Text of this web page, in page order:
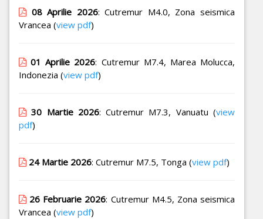
08 Aprilie 2026: Cutremur M4.0, Zona seismica
Vrancea (view pdf)
01 Aprilie 2026: Cutremur M7.4, Marea Molucca,
Indonezia (view pdf)
30 Martie 2026: Cutremur M7.3, Vanuatu (view
pdf)
24 Martie 2026: Cutremur M7.5, Tonga (view pdf)
26 Februarie 2026: Cutremur M4.5, Zona seismica
Vrancea (view pdf)